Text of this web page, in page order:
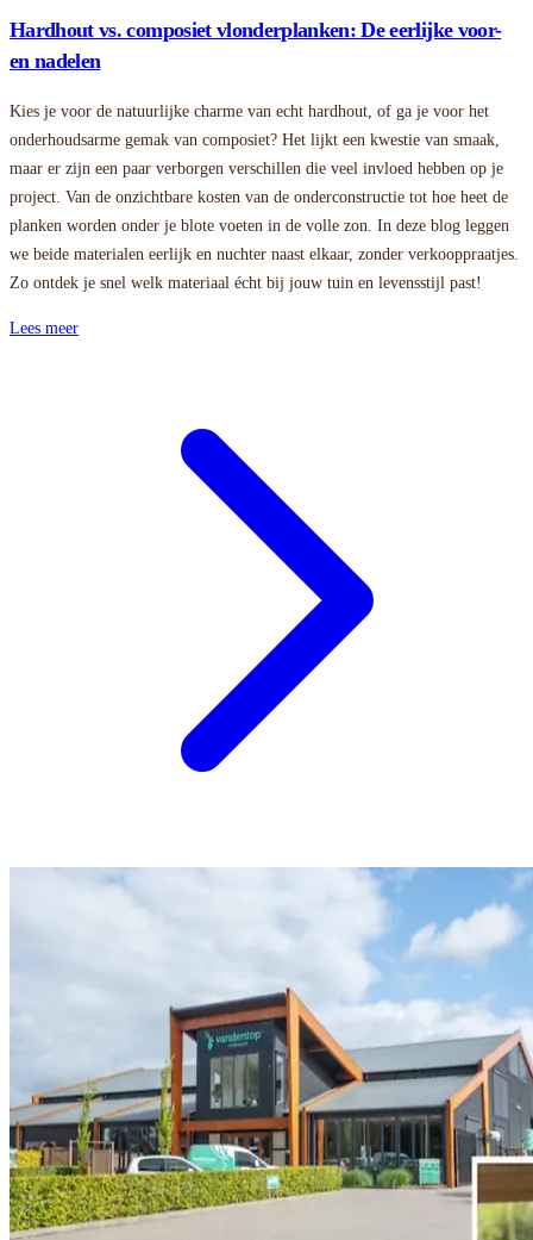
Hardhout vs. composiet vlonderplanken: De eerlijke voor-
en nadelen
Kies je voor de natuurlijke charme van echt hardhout, of ga je voor het
onderhoudsarme gemak van composiet? Het lijkt een kwestie van smaak,
maar er zijn een paar verborgen verschillen die veel invloed hebben op je
project. Van de onzichtbare kosten van de onderconstructie tot hoe heet de
planken worden onder je blote voeten in de volle zon. In deze blog leggen
we beide materialen eerlijk en nuchter naast elkaar, zonder verkooppraatjes.
Zo ontdek je snel welk materiaal écht bij jouw tuin en levensstijl past!
Lees meer